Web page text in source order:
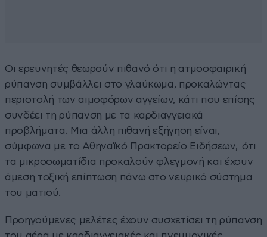
Οι ερευνητές θεωρούν πιθανό ότι η ατμοσφαιρική
ρύπανση συμβάλλει στο γλαύκωμα, προκαλώντας
περιστολή των αιμοφόρων αγγείων, κάτι που επίσης
συνδέει τη ρύπανση με τα καρδιαγγειακά
προβλήματα. Μια άλλη πιθανή εξήγηση είναι,
σύμφωνα με το Αθηναϊκό Πρακτορείο Ειδήσεων, ότι
τα μικροσωματίδια προκαλούν φλεγμονή και έχουν
άμεση τοξική επίπτωση πάνω στο νευρικό σύστημα
του ματιού.
Προηγούμενες μελέτες έχουν συσχετίσει τη ρύπανση